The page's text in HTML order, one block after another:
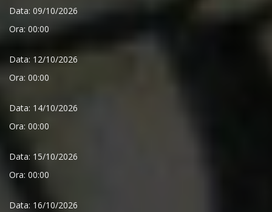
Data: 09/10/2026
Ora: 00:00
Data: 12/10/2026
Ora: 00:00
Data: 14/10/2026
Ora: 00:00
Data: 15/10/2026
Ora: 00:00
Data: 16/10/2026